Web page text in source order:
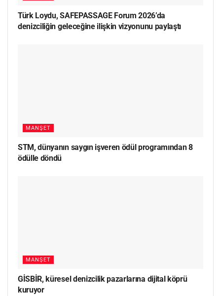
Türk Loydu, SAFEPASSAGE Forum 2026’da
denizciliğin geleceğine ilişkin vizyonunu paylaştı
MANŞET
STM, dünyanın saygın işveren ödül programından 8
ödülle döndü
MANŞET
GİSBİR, küresel denizcilik pazarlarına dijital köprü
kuruyor